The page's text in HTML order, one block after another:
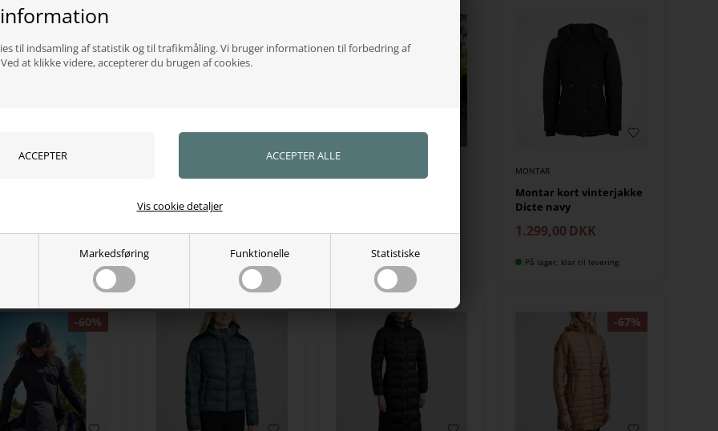
til indsamling af statistik og til trafikmåling. Vi bruger informationen til forbedring af
at klikke videre, accepterer du brugen af cookies.
Markedsføring Funktionelle Statistiske
Vis cookie detaljer
DKK
klar til levering
vinterjakke
1.299,00DKK 749,00DKK
MONTAR
Montar kort vinterjakke
Dicte navy
1.299,00 DKK
På lager, klar til levering